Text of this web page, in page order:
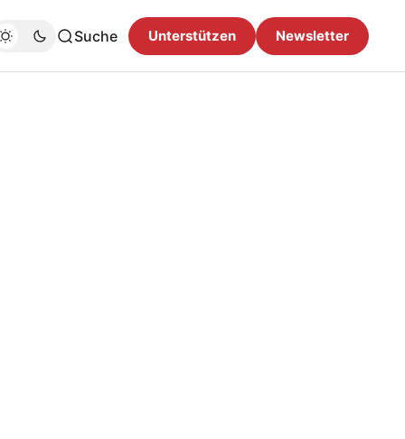
Suche Unterstützen Newsletter